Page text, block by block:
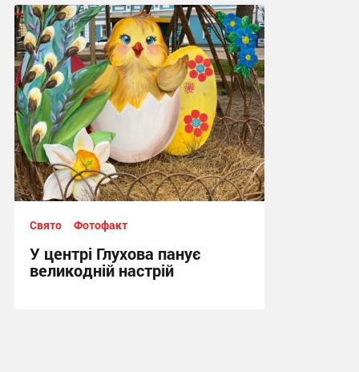
14:00, 20.05.2026
Свято Фотофакт
У центрі Глухова панує
великодній настрій